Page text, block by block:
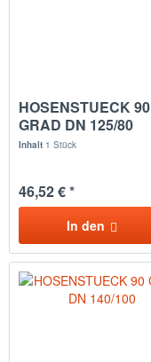
HOSENSTUECK 90
GRAD DN 125/80
Inhalt 1 Stück
46,52 € *
In den